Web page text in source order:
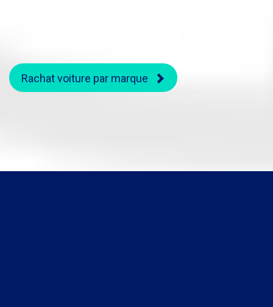
Rachat voiture par marque